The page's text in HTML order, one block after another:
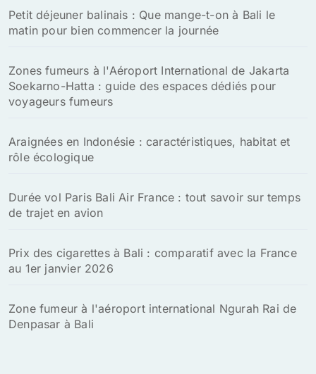
Petit déjeuner balinais : Que mange-t-on à Bali le
matin pour bien commencer la journée
Zones fumeurs à l'Aéroport International de Jakarta
Soekarno-Hatta : guide des espaces dédiés pour
voyageurs fumeurs
Araignées en Indonésie : caractéristiques, habitat et
rôle écologique
Durée vol Paris Bali Air France : tout savoir sur temps
de trajet en avion
Prix des cigarettes à Bali : comparatif avec la France
au 1er janvier 2026
Zone fumeur à l'aéroport international Ngurah Rai de
Denpasar à Bali